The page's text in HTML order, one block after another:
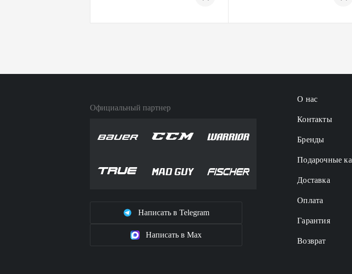
Официальный партнер
Написать в Telegram
Написать в Max
О нас
Контакты
Бренды
Подарочные
Доставка
Оплата
Гарантия
Возврат